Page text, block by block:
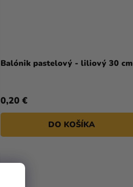
Balónik pastelový - liliový 30 cm
0,20 €
DO KOŠÍKA